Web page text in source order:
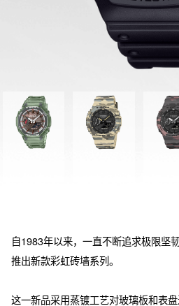
自1983年以来，一直不断追求极限坚
推出新款彩虹砖墙系列。
这一新品采用蒸镀工艺对玻璃板和表